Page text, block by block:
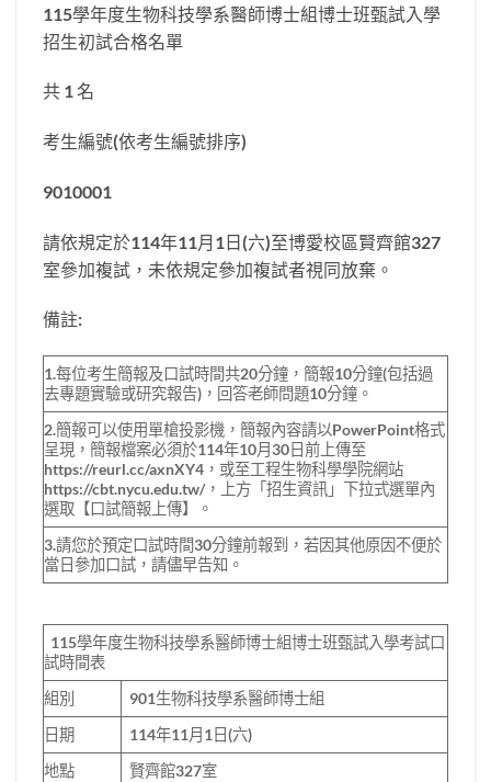
115學年度生物科技學系醫師博士組博士班甄試入學
招生初試合格名單
共 1 名
考生編號(依考生編號排序)
9010001
請依規定於114年11月1日(六)至博愛校區賢齊館327
室參加複試，未依規定參加複試者視同放棄。
備註:
1.每位考生簡報及口試時間共20分鐘，簡報10分鐘(包括過
去專題實驗或研究報告)，回答老師問題10分鐘。
2.簡報可以使用單槍投影機，簡報內容請以PowerPoint格式
呈現，簡報檔案必須於114年10月30日前上傳至
https://reurl.cc/axnXY4，或至工程生物科學學院網站
https://cbt.nycu.edu.tw/，上方「招生資訊」下拉式選單內
選取【口試簡報上傳】。
3.請您於預定口試時間30分鐘前報到，若因其他原因不便於
當日參加口試，請儘早告知。
115學年度生物科技學系醫師博士組博士班甄試入學考試口
試時間表
組別
901生物科技學系醫師博士組
日期
114年11月1日(六)
地點
賢齊館327室